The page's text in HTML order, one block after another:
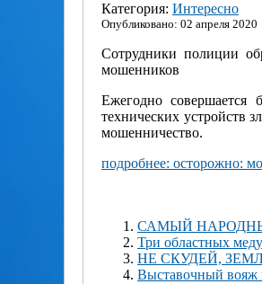
Категория: Интересно
Опубликовано: 02 апреля 2020
Сотрудники полиции
мошенников
Ежегодно совершается
технических устройств
мошенничество.
подробнее: осторожно:
САМЫЙ
Три областных
НЕ СКУДЕЙ,
Выставочный вояж